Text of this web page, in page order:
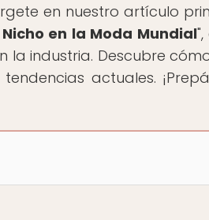
en nuestro artículo
en la Moda Mundial
industria. Descubre
actuales.